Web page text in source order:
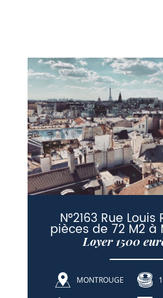
N°2163 Rue
pièces de 72 M2 à
Loyer 1500
MONTROUGE